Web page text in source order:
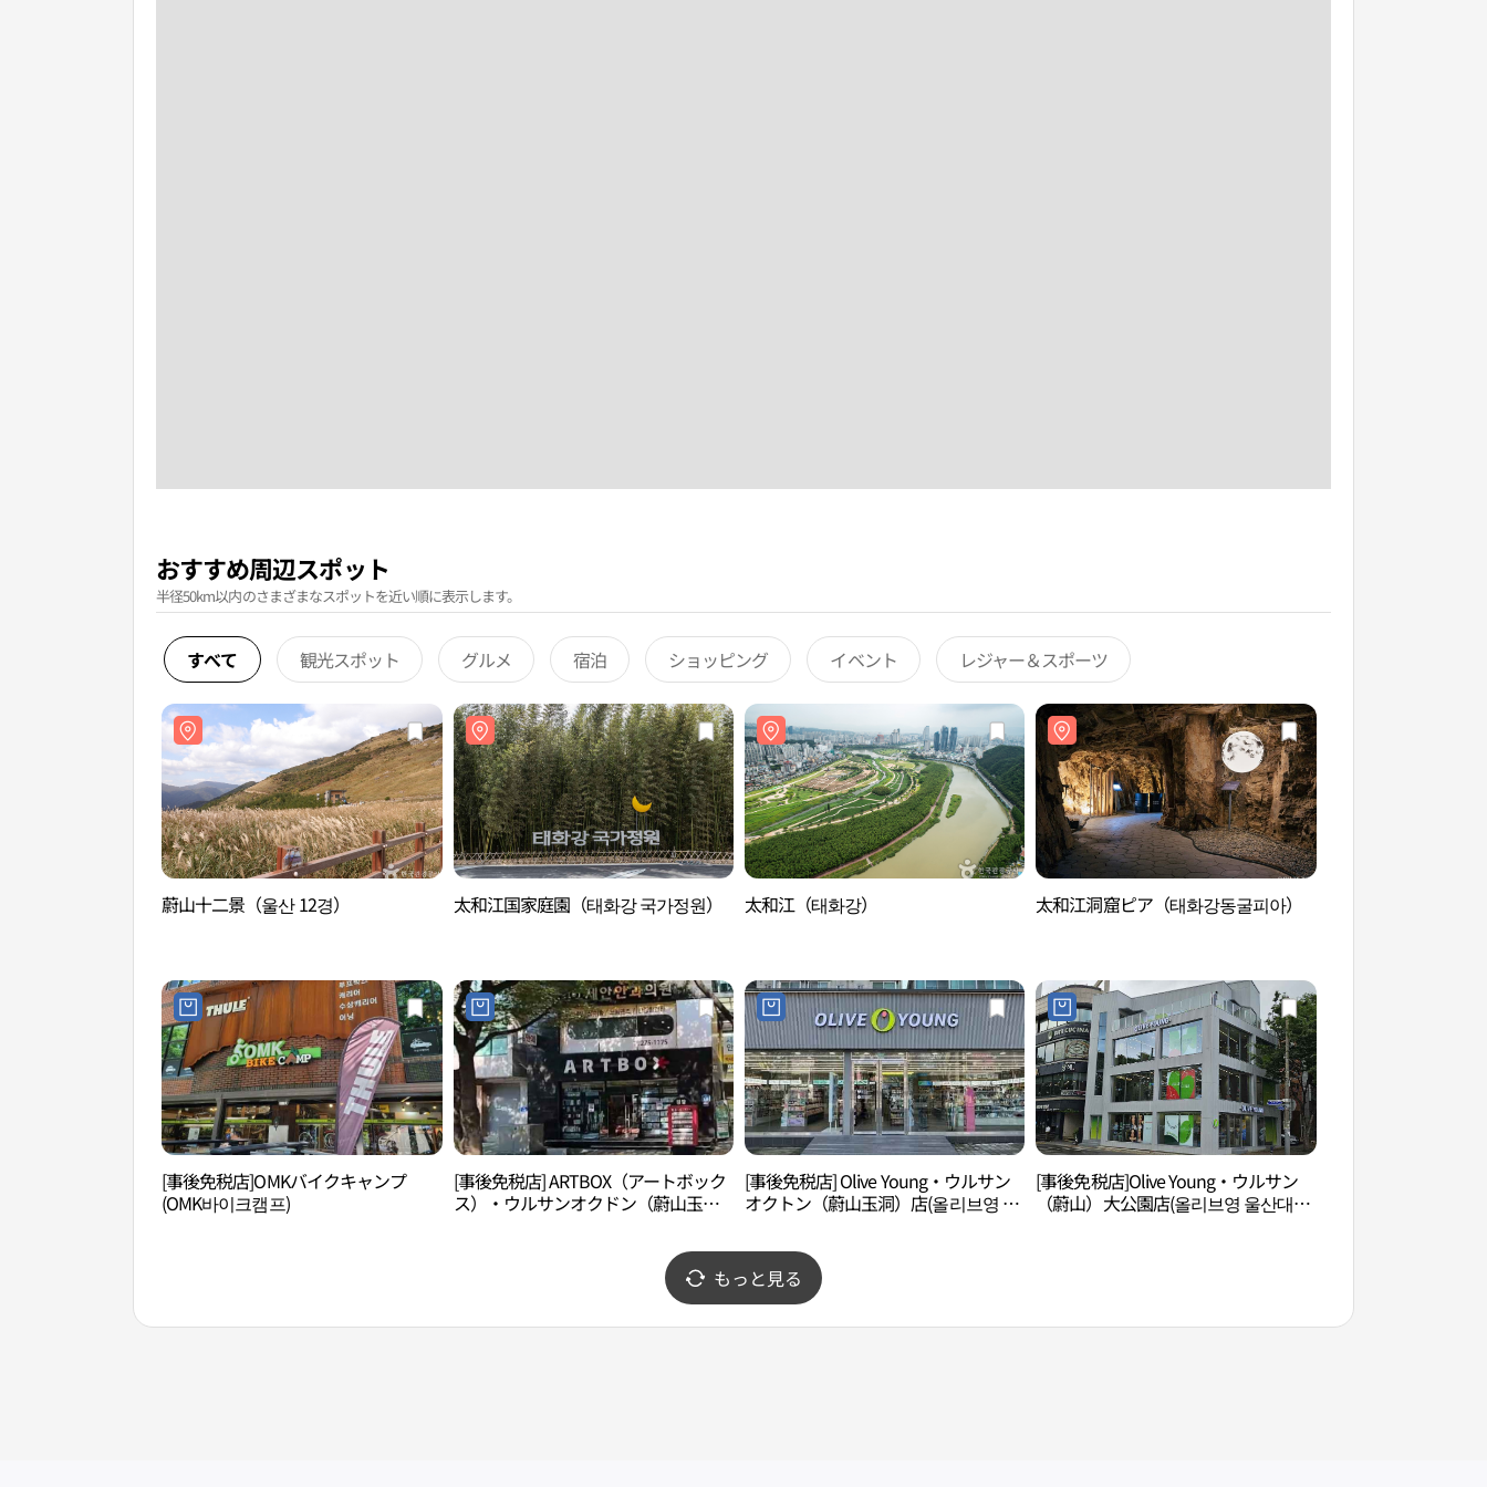
おすすめ周辺スポット
半径50km以内のさまざまなスポットを近い順に表示します。
すべて 観光スポット グルメ 宿泊 ショッピング イベント レジャー＆スポーツ
蔚山十二景（울산 12경） 太和江国家庭園（태화강 국가정원） 太和江（태화강） 太和江洞窟ピア（태화강동굴피아）
[事後免税店]OMKバイクキャンプ
(OMK바이크캠프)
[事後免税店] ARTBOX（アートボック
ス）・ウルサンオクドン（蔚山玉
[事後免税店] Olive Young・ウルサン
オクトン（蔚山玉洞）店(올리브영 울
[事後免税店]Olive Young・ウルサン
（蔚山）大公園店(올리브영 울산대공
もっと見る